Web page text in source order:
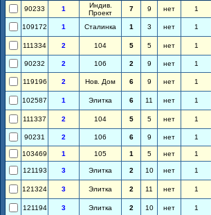
90233
1
Индив.
Проект
7 9 нет 1
109172 1 Сталинка 1 3 нет 1
111334 2 104 5 5 нет 1
90232 2 106 2 9 нет 1
119196 2 Нов. Дом 6 9 нет 1
102587 1 Элитка 6 11 нет 1
111337 2 104 5 5 нет 1
90231 2 106 6 9 нет 1
103469 1 105 1 5 нет 1
121193 3 Элитка 2 10 нет 1
121324 3 Элитка 2 11 нет 1
121194 3 Элитка 2 10 нет 1